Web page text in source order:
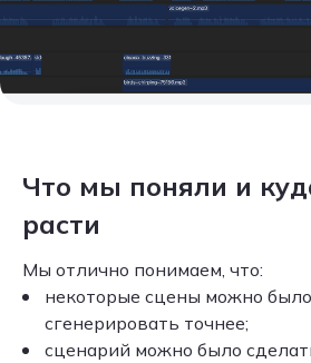
Что мы поняли и
расти
Мы отлично понимаем, что:
некоторые сцены можно
сгенерировать точнее;
сценарий можно было